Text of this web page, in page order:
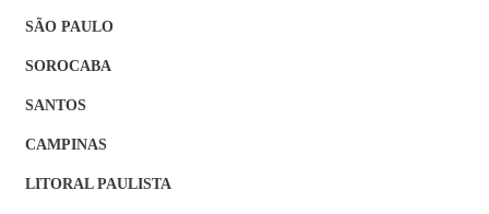
SÃO PAULO
SOROCABA
SANTOS
CAMPINAS
LITORAL PAULISTA